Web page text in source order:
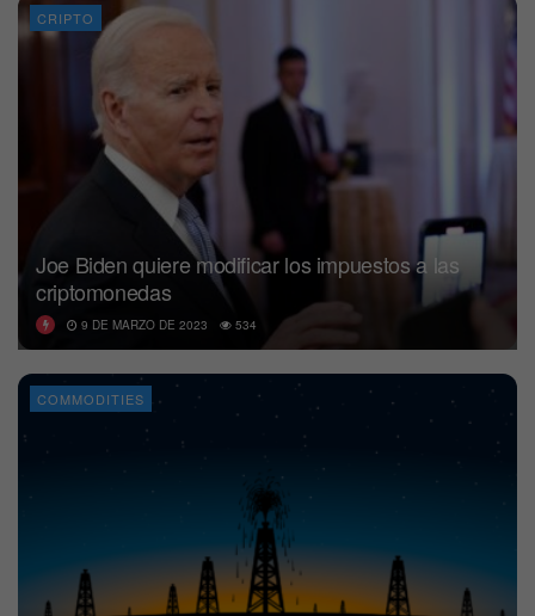
CRIPTO
Joe Biden quiere modificar los impuestos a las
criptomonedas
9 DE MARZO DE 2023 534
COMMODITIES